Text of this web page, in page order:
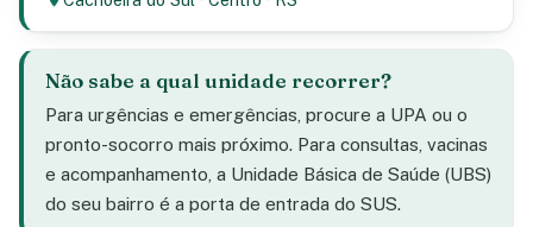
Não sabe a qual unidade recorrer?
Para urgências e emergências, procure a UPA ou o
pronto-socorro mais próximo. Para consultas, vacinas
e acompanhamento, a Unidade Básica de Saúde (UBS)
do seu bairro é a porta de entrada do SUS.